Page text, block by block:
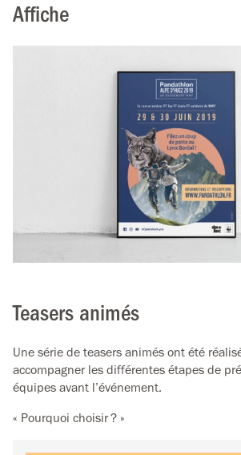
Affiche
Teasers animés
Une série de teasers animés ont été
accompagner les différentes étapes de
équipes avant l’événement.
« Pourquoi choisir ? »